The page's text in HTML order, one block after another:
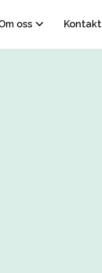
oss Kontakt